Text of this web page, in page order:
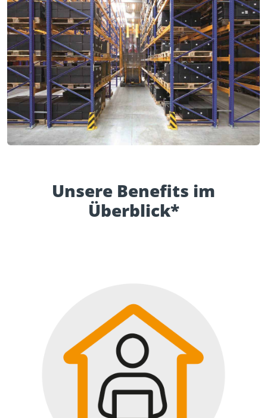
Unsere Benefits im
Überblick*